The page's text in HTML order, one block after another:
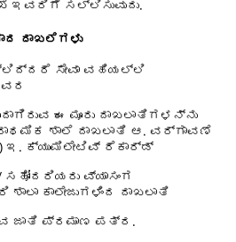
ಇವರಿಗೆ ಸಲ್ಲಿಸುವುದು.
ದಾಖಲೆಗಳು
ಸೇವಾ ವಹಿಯಲ್ಲಿ
ಈ ಮೂರು ದಾಖಲಾತಿಗಳನ್ನು
ಶಾಲೆ ದಾಖಲಾತಿ ಆ. ವರ್ಗಾವಣೆ
ಕ್ಯುಮಿಲೇಟಿವ್ ರೆಕಾರ್ಡ್
ವ್ಯಾಸಂಗ
ಕಾಲೇಜುಗಳಿಂದ ದಾಖಲಾತಿ
ಜಾತಿ ಪ್ರಮಾಣ ಪತ್ರ.